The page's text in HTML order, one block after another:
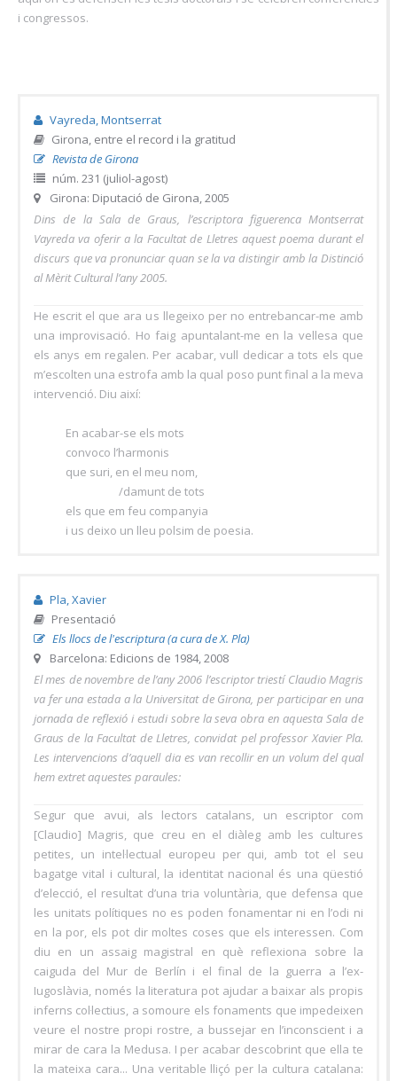
i congressos.
Vayreda, Montserrat
Girona, entre el record i la gratitud
Revista de Girona
núm. 231 (juliol-agost)
Girona: Diputació de Girona, 2005
Dins de la Sala de Graus, l’escriptora figuerenca Montserrat
Vayreda va oferir a la Facultat de Lletres aquest poema durant el
discurs que va pronunciar quan se la va distingir amb la Distinció
al Mèrit Cultural l’any 2005.
He escrit el que ara us llegeixo per no entrebancar-me amb
una improvisació. Ho faig apuntalant-me en la vellesa que
els anys em regalen. Per acabar, vull dedicar a tots els que
m’escolten una estrofa amb la qual poso punt final a la meva
intervenció. Diu així:
En acabar-se els mots
convoco l’harmonis
que suri, en el meu nom,
/damunt de tots
els que em feu companyia
i us deixo un lleu polsim de poesia.
Pla, Xavier
Presentació
Els llocs de l'escriptura (a cura de X. Pla)
Barcelona: Edicions de 1984, 2008
El mes de novembre de l’any 2006 l’escriptor triestí Claudio Magris
va fer una estada a la Universitat de Girona, per participar en una
jornada de reflexió i estudi sobre la seva obra en aquesta Sala de
Graus de la Facultat de Lletres, convidat pel professor Xavier Pla.
Les intervencions d’aquell dia es van recollir en un volum del qual
hem extret aquestes paraules:
Segur que avui, als lectors catalans, un escriptor com
[Claudio] Magris, que creu en el diàleg amb les cultures
petites, un intel·lectual europeu per qui, amb tot el seu
bagatge vital i cultural, la identitat nacional és una qüestió
d’elecció, el resultat d’una tria voluntària, que defensa que
les unitats polítiques no es poden fonamentar ni en l’odi ni
en la por, els pot dir moltes coses que els interessen. Com
diu en un assaig magistral en què reflexiona sobre la
caiguda del Mur de Berlín i el final de la guerra a l’ex-
Iugoslàvia, només la literatura pot ajudar a baixar als propis
inferns col·lectius, a somoure els fonaments que impedeixen
veure el nostre propi rostre, a bussejar en l’inconscient i a
mirar de cara la Medusa. I per acabar descobrint que ella te
la mateixa cara... Una veritable lliçó per la cultura catalana: